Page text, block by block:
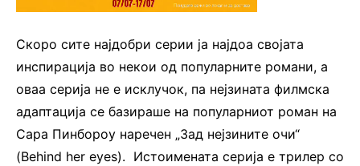
Скоро сите најдобри серии ја најдоа својата
инспирација во некои од популарните романи, а
оваа серија не е исклучок, па нејзината филмска
адаптација се базираше на популарниот роман на
Сара Пинбороу наречен „Зад нејзините очи“
(Behind her eyes). Истоимената серија е трилер со